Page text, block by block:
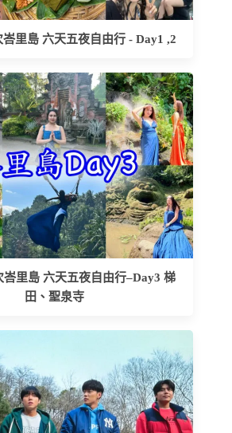
峇里島 六天五夜自由行 - Day1 ,2
峇里島 六天五夜自由行–Day3 梯
田、聖泉寺